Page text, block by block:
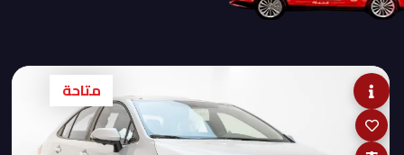
متاحة
طلب شراء
المدونات
تواصل معنا
En